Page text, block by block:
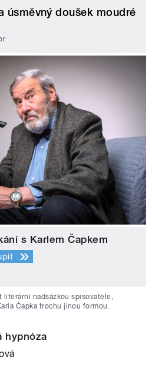
úsměvný doušek moudré
s Karlem Čapkem
nadsázkou spisovatele,
Čapka trochu jinou formou.
hypnóza